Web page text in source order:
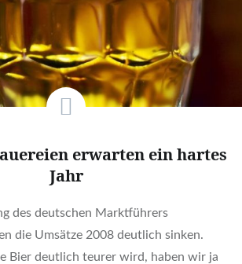
erwarten ein hartes
Jahr
des deutschen Marktführers
die Umsätze 2008 deutlich sinken.
Bier deutlich teurer wird, haben wir ja